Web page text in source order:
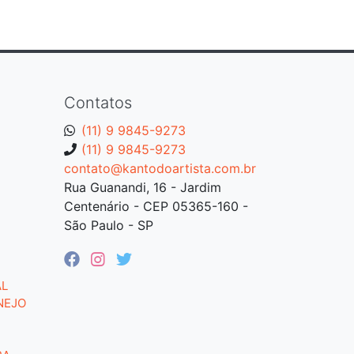
Contatos
(11) 9 9845-9273
(11) 9 9845-9273
contato@kantodoartista.com.br
Rua Guanandi, 16 - Jardim
Centenário - CEP 05365-160 -
São Paulo - SP